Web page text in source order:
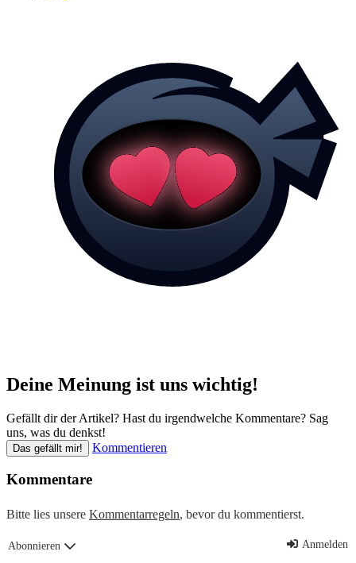
Deine Meinung ist uns wichtig!
Gefällt dir der Artikel? Hast du irgendwelche Kommentare? Sag
uns, was du denkst!
Das gefällt mir! Kommentieren
Kommentare
Bitte lies unsere Kommentarregeln, bevor du kommentierst.
Abonnieren Anmelden